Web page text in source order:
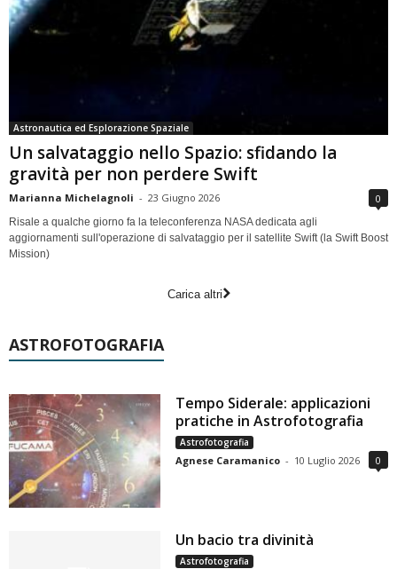
Astronautica ed Esplorazione Spaziale
Un salvataggio nello Spazio: sfidando la
gravità per non perdere Swift
Marianna Michelagnoli - 23 Giugno 2026 0
Risale a qualche giorno fa la teleconferenza NASA dedicata agli
aggiornamenti sull'operazione di salvataggio per il satellite Swift (la Swift Boost
Mission)
Carica altri
ASTROFOTOGRAFIA
Tempo Siderale: applicazioni
pratiche in Astrofotografia
Astrofotografia
Agnese Caramanico - 10 Luglio 2026 0
Un bacio tra divinità
Astrofotografia